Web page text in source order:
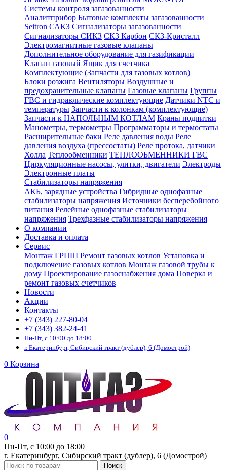
Системы контроля загазованности
Аналитприбор Бытовые комплекты загазованности
Seitron САКЗ Сигнализаторы загазованности
Сигнализаторы СИКЗ СКЗ Карбон СКЗ-Кристалл
Электромагнитные газовые клапаны
Дополнительное оборудование для газификации
Клапан газовый Ящик для счетчика
Комплектующие (Запчасти для газовых котлов)
Блоки розжига Вентиляторы Воздушные и
предохранительные клапаны Газовые клапаны Группы
ГВС и гидравлические комплектующие Датчики NTC и
температуры Запчасти к колонкам (комплектующие)
Запчасти к НАПОЛЬНЫМ КОТЛАМ Краны подпитки
Манометры, термометры Программаторы и термостаты
Расширительные баки Реле давления воды Реле
давления воздуха (прессостаты) Реле протока, датчики
Холла Теплообменники ТЕПЛООБМЕННИКИ ГВС
Циркуляционные насосы, улитки, двигатели Электроды
Электронные платы
Стабилизаторы напряжения
АКБ, зарядные устройства Гибридные однофазные
стабилизаторы напряжения Источники бесперебойного
питания Релейные однофазные стабилизаторы
напряжения Трехфазные стабилизаторы напряжения
О компании
Доставка и оплата
Сервис
Монтаж ГРПШ Ремонт газовых котлов Установка и
подключение газовых котлов Монтаж газовой трубы к
дому Проектирование газоснабжения дома Поверка и
ремонт газовых счетчиков
Новости
Акции
Контакты
+7 (343) 227-80-04
+7 (343) 382-24-41
Пн-Пт, с 10:00 до 18:00
г. Екатеринбург, Сибирский тракт (дублер), 6 (Домострой)
0 Корзина
0
Пн-Пт, с 10:00 до 18:00
г. Екатеринбург, Сибирский тракт (дублер), 6 (Домострой)
Поиск